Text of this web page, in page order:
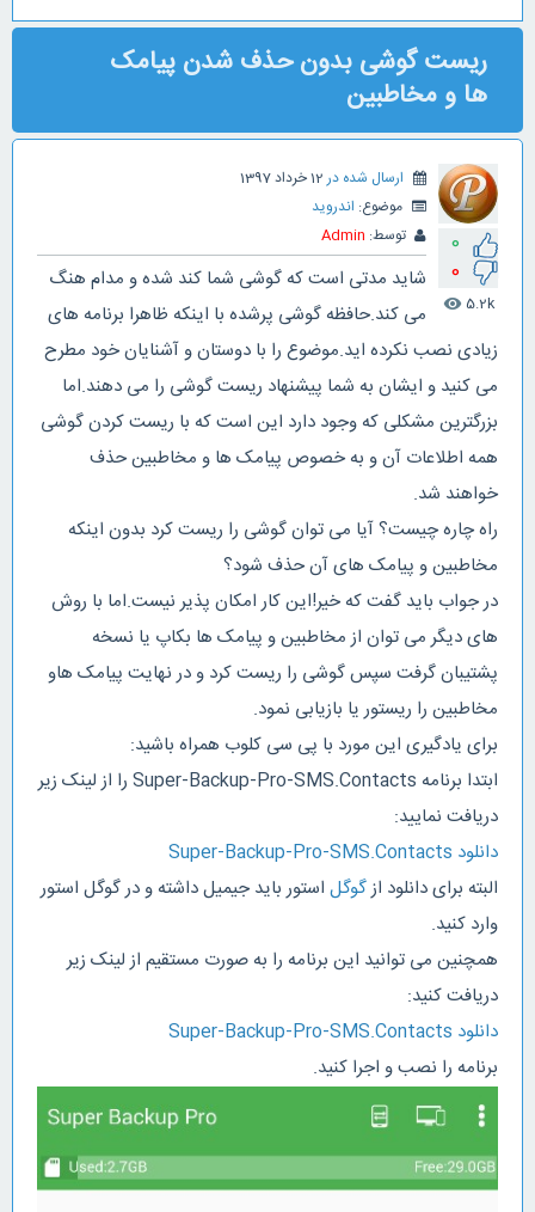
ریست گوشی بدون حذف شدن پیامک
ها و مخاطبین
0
0
5.2k
visibility
ارسال شده در 12 خرداد 1397
موضوع: اندروید
توسط: Admin
شاید مدتی است که گوشی شما کند شده و مدام هنگ
می کند.حافظه گوشی پرشده با اینکه ظاهرا برنامه های
زیادی نصب نکرده اید.موضوع را با دوستان و آشنایان خود مطرح
می کنید و ایشان به شما پیشنهاد ریست گوشی را می دهند.اما
بزرگترین مشکلی که وجود دارد این است که با ریست کردن گوشی
همه اطلاعات آن و به خصوص پیامک ها و مخاطبین حذف
خواهند شد.
راه چاره چیست؟ آیا می توان گوشی را ریست کرد بدون اینکه
مخاطبین و پیامک های آن حذف شود؟
در جواب باید گفت که خیر!این کار امکان پذیر نیست.اما با روش
های دیگر می توان از مخاطبین و پیامک ها بکاپ یا نسخه
پشتیبان گرفت سپس گوشی را ریست کرد و در نهایت پیامک هاو
مخاطبین را ریستور یا بازیابی نمود.
برای یادگیری این مورد با پی سی کلوب همراه باشید:
ابتدا برنامه Super-Backup-Pro-SMS.Contacts را از لینک زیر
دریافت نمایید:
دانلود Super-Backup-Pro-SMS.Contacts
البته برای دانلود ازگوگل استور باید جیمیل داشته و در گوگل استور
وارد کنید.
همچنین می توانید این برنامه را به صورت مستقیم از لینک زیر
دریافت کنید:
دانلود Super-Backup-Pro-SMS.Contacts
برنامه را نصب و اجرا کنید.